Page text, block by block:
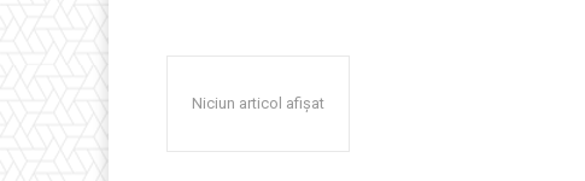
Niciun articol afișat